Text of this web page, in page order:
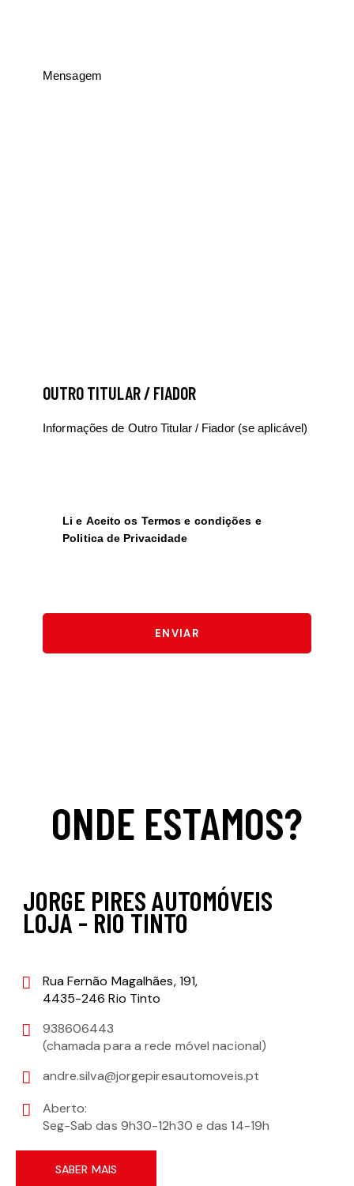
OUTRO TITULAR / FIADOR
Li e Aceito os Termos e condições e
Politica de Privacidade
ONDE ESTAMOS?
JORGE PIRES AUTOMÓVEIS
LOJA - RIO TINTO
Rua Fernão Magalhães, 191,
4435-246 Rio Tinto
938606443
(chamada para a rede móvel nacional)
andre.silva@jorgepiresautomoveis.pt
Aberto:
Seg-Sab das 9h30-12h30 e das 14-19h
SABER MAIS